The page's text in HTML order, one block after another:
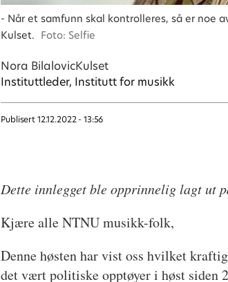
- Når et samfunn skal kontrolleres, så er noe
Kulset. Foto: Selfie
Nora BilalovicKulset
Instituttleder, Institutt for musikk
Publisert 12.12.2022 - 13:56
Dette innlegget ble opprinnelig lagt ut
Kjære alle NTNU musikk-folk,
Denne høsten har vist oss hvilket
det vært politiske opptøyer i høst siden